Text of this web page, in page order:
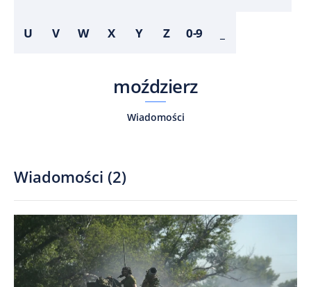
U V W X Y Z 0-9
moździerz
Wiadomości
Wiadomości (2)